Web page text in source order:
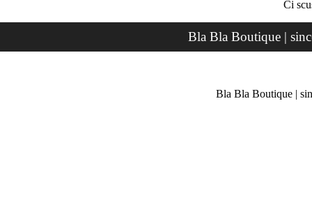
Ci
Bla Bla Boutique |
Bla Bla Boutique |